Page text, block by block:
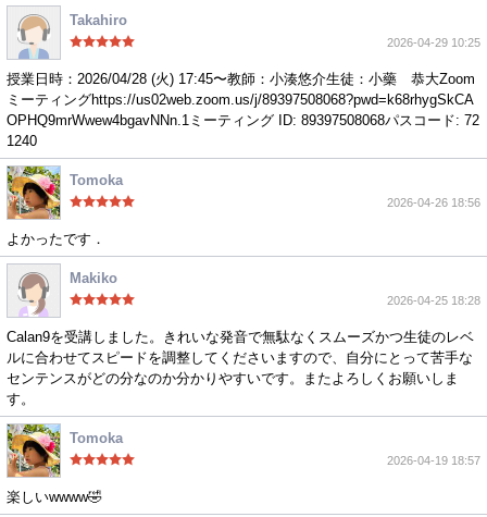
Takahiro
2026-04-29 10:25
授業日時：2026/04/28 (火) 17:45〜教師：小湊悠介生徒：小藥 恭大Zoom
ミーティングhttps://us02web.zoom.us/j/89397508068?pwd=k68rhygSkCA
OPHQ9mrWwew4bgavNNn.1ミーティング ID: 89397508068パスコード: 72
1240
Tomoka
2026-04-26 18:56
よかったです．
Makiko
2026-04-25 18:28
Calan9を受講しました。きれいな発音で無駄なくスムーズかつ生徒のレベ
ルに合わせてスピードを調整してくださいますので、自分にとって苦手な
センテンスがどの分なのか分かりやすいです。またよろしくお願いしま
す。
Tomoka
2026-04-19 18:57
楽しいwwww🤣